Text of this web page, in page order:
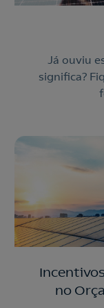
Já ouviu
significa?
no